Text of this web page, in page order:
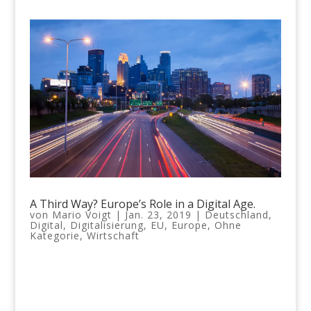
A Third Way? Europe’s Role in a Digital Age.
von Mario Voigt | Jan. 23, 2019 | Deutschland,
Digital, Digitalisierung, EU, Europe, Ohne
Kategorie,Wirtschaft